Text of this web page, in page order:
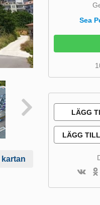
Sea
LÄGG
LÄGG